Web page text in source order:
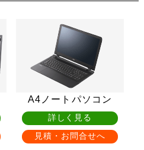
A4ノートパソコン
詳しく見る
見積・お問合せへ